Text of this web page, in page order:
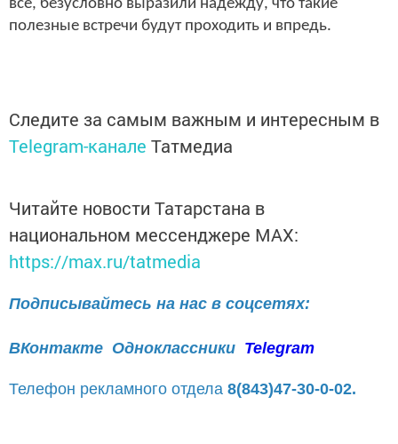
все, безусловно выразили надежду, что такие
полезные встречи будут проходить и впредь.
Следите за самым важным и интересным в
Telegram-канале Татмедиа
Читайте новости Татарстана в
национальном мессенджере MАХ:
https://max.ru/tatmedia
Подписывайтесь на нас в соцсетях:
ВКонтакте Одноклассники Telegram
Телефон рекламного отдела 8(843)47-30-0-02.